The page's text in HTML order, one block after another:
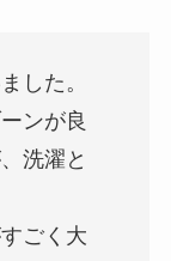
した。
ンが良
洗濯と
ごく大